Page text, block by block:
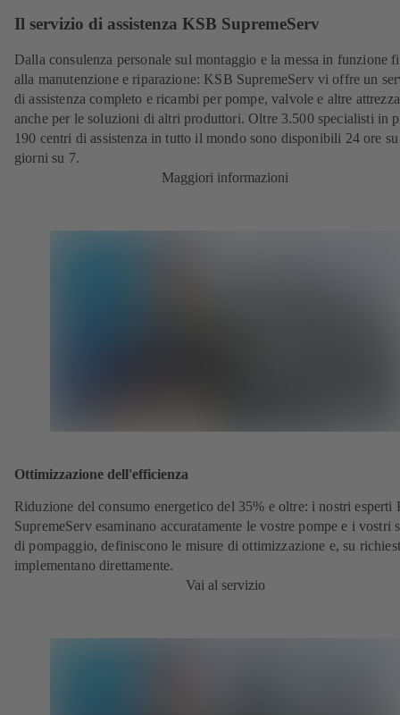
Il servizio di assistenza KSB SupremeServ
Dalla consulenza personale sul montaggio e la messa in funzione
alla manutenzione e riparazione: KSB SupremeServ vi offre un
di assistenza completo e ricambi per pompe, valvole e altre
anche per le soluzioni di altri produttori. Oltre 3.500 specialisti in
190 centri di assistenza in tutto il mondo sono disponibili 24 ore
giorni su 7.
Maggiori informazioni
Ottimizzazione dell'efficienza
Riduzione del consumo energetico del 35% e oltre: i nostri esperti
SupremeServ esaminano accuratamente le vostre pompe e i vostri
di pompaggio, definiscono le misure di ottimizzazione e, su
implementano direttamente.
Vai al servizio